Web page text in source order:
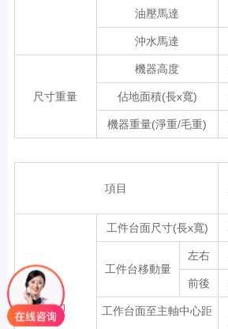
油壓馬達
沖水馬達
尺寸重量
機器高度
佔地面積(長x寬)
機器重量(淨重/毛重)
項目
能力
工件台面尺寸(長x寬)
工件台移動量
左右
前後
工作台面至主軸中心距